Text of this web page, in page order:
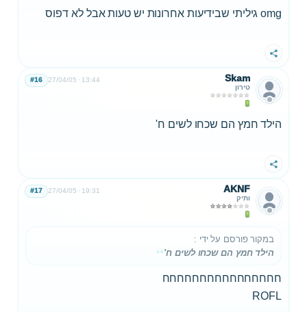
omg גיליתי שבידיעות אחרונות יש טעות אבל לא דפוס
שתף
Skam
טירון
27/04/05 13:44
#16
הילד חמץ הם שכחו לשים ח'
שתף
AKNF
ותיק
27/04/05 19:31
#17
במקור פורסם על ידי :
הילד חמץ הם שכחו לשים ח'
חחחחחחחחחחחחחחחח
ROFL